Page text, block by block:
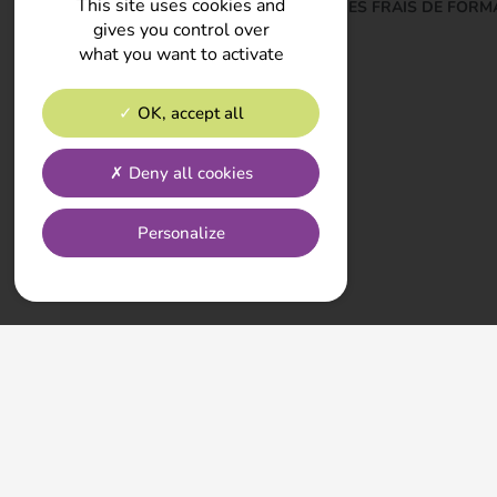
This site uses cookies and
gives you control over
what you want to activate
OK, accept all
Deny all cookies
Personalize